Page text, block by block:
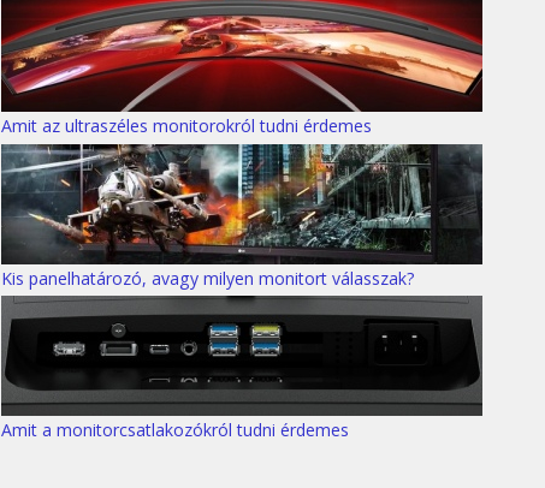
Amit az ultraszéles monitorokról tudni érdemes
Kis panelhatározó, avagy milyen monitort válasszak?
Amit a monitorcsatlakozókról tudni érdemes